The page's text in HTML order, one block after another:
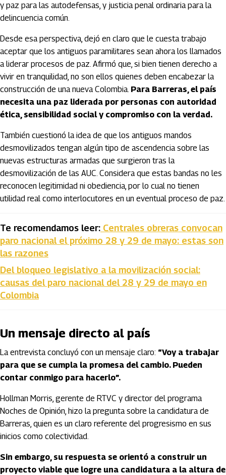
y paz para las autodefensas, y justicia penal ordinaria para la
delincuencia común.
Desde esa perspectiva, dejó en claro que le cuesta trabajo
aceptar que los antiguos paramilitares sean ahora los llamados
a liderar procesos de paz. Afirmó que, si bien tienen derecho a
vivir en tranquilidad, no son ellos quienes deben encabezar la
construcción de una nueva Colombia. Para Barreras, el país
necesita una paz liderada por personas con autoridad
ética, sensibilidad social y compromiso con la verdad.
También cuestionó la idea de que los antiguos mandos
desmovilizados tengan algún tipo de ascendencia sobre las
nuevas estructuras armadas que surgieron tras la
desmovilización de las AUC. Considera que estas bandas no les
reconocen legitimidad ni obediencia, por lo cual no tienen
utilidad real como interlocutores en un eventual proceso de paz.
Te recomendamos leer: Centrales obreras convocan
paro nacional el próximo 28 y 29 de mayo: estas son
las razones
Del bloqueo legislativo a la movilización social:
causas del paro nacional del 28 y 29 de mayo en
Colombia
Un mensaje directo al país
La entrevista concluyó con un mensaje claro: “Voy a trabajar
para que se cumpla la promesa del cambio. Pueden
contar conmigo para hacerlo”.
Hollman Morris, gerente de RTVC y director del programa
Noches de Opinión, hizo la pregunta sobre la candidatura de
Barreras, quien es un claro referente del progresismo en sus
inicios como colectividad.
Sin embargo, su respuesta se orientó a construir un
proyecto viable que logre una candidatura a la altura de